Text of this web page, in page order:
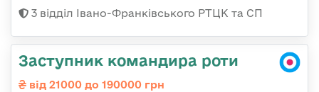
3 відділ Івано-Франківського РТЦК та СП
Заступник командира роти
від 21000 до 190000 грн